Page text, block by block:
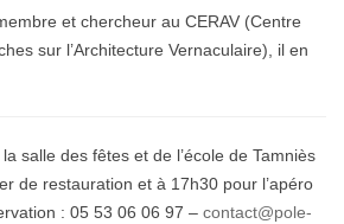
et chercheur au CERAV (Centre
sur l’Architecture Vernaculaire), il en
salle des fêtes et de l’école de Tamniès
de restauration et à 17h30 pour l’apéro
: 05 53 06 06 97 – contact@pole-